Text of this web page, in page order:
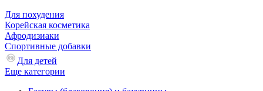
Для похудения
Корейская косметика
Афродизиаки
Спортивные добавки
Для детей
Еще категории